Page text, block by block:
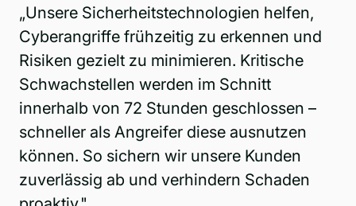
„Unsere Sicherheitstechnologien helfen,
Cyberangriffe frühzeitig zu erkennen und
Risiken gezielt zu minimieren. Kritische
Schwachstellen werden im Schnitt
innerhalb von 72 Stunden geschlossen –
schneller als Angreifer diese ausnutzen
können. So sichern wir unsere Kunden
zuverlässig ab und verhindern Schaden